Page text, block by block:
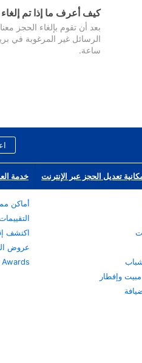
كيف أعرف ما إذا تم
بعد أن تقوم بإلغاء الحجز
ساعة.
تعديل الحجز عبر الإنترنت خدمة
وإفطار
أماكن
اكتشف
عروض